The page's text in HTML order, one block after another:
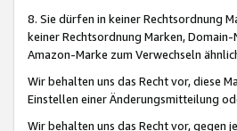
8. Sie dürfen in keiner Rechtsordnung
keiner Rechtsordnung Marken,
Amazon-Marke zum Verwechseln
Wir behalten uns das Recht vor, diese
Einstellen einer Änderungsmitteilung
Wir behalten uns das Recht vor, gegen